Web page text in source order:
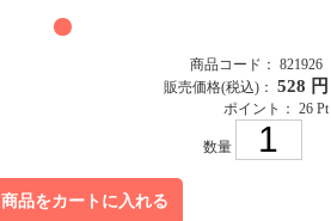
商品コード： 821926
販売価格(税込)： 528 円
ポイント： 26 Pt
数量
商品をカートに入れる